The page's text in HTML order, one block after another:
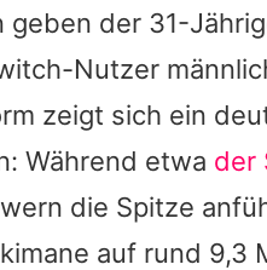
geben der 31-
Nutzer
zeigt sich ein
Während etwa der
die Spitze
auf rund 9,3